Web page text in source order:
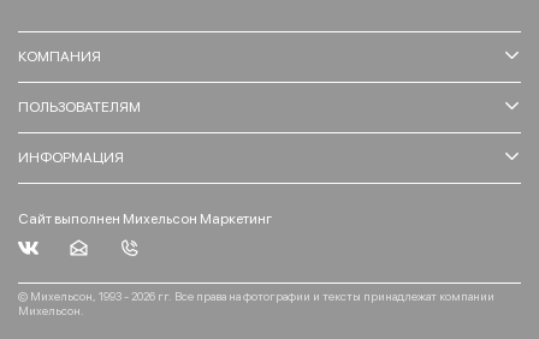
КОМПАНИЯ
ПОЛЬЗОВАТЕЛЯМ
ИНФОРМАЦИЯ
Сайт выполнен Михельсон Маркетинг
© Михельсон, 1993 - 2026 гг. Все права на фотографии и тексты принадлежат компании
Михельсон.